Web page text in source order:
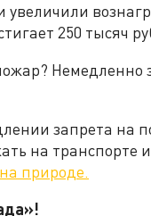
250 тысяч
Немедленно
запрета на
на
природе.